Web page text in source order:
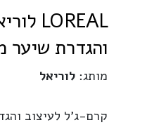
והגדרת שיער
מותג: לוריאל
קרם-ג'ל לעיצוב